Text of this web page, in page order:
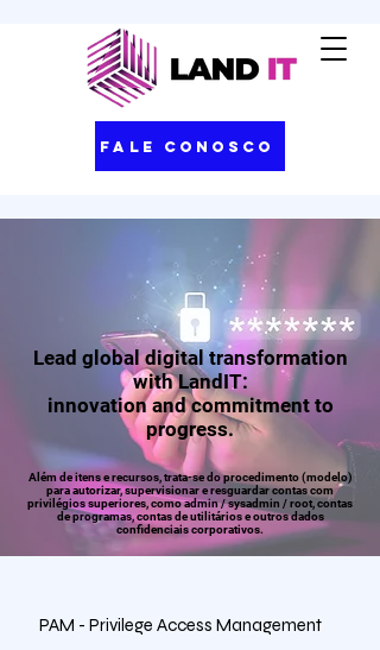
Fale Conosco
Lead global digital transformation
with LandIT:
innovation and commitment to
progress.
Além de itens e recursos, trata-se do procedimento (modelo)
para autorizar, supervisionar e resguardar contas com
privilégios superiores, como admin / sysadmin / root, contas
de programas, contas de utilitários e outros dados
confidenciais corporativos.
PAM - Privilege Access Management